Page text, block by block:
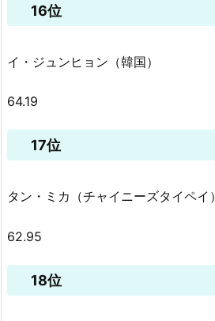
16位
イ・ジュンヒョン（韓国）
64.19
17位
タン・ミカ（チャイニーズタイペイ）
62.95
18位